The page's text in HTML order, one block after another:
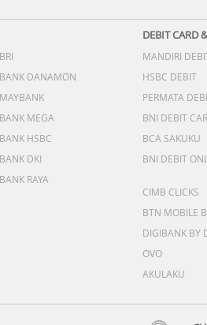
BRI
BANK DANAMON
MAYBANK
BANK MEGA
BANK HSBC
BANK DKI
BANK RAYA
DEBIT CARD
MANDIRI
HSBC DEBIT
PERMATA
BNI DEBIT
BCA SAKUKU
BNI DEBIT
CIMB CLICKS
BTN MOBILE
DIGIBANK BY
OVO
AKULAKU